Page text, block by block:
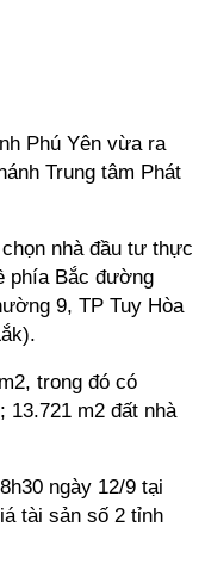
Phú Yên vừa ra
Trung tâm Phát
nhà đầu tư thực
phía Bắc đường
9, TP Tuy Hòa
trong đó có
13.721 m2 đất nhà
ngày 12/9 tại
tài sản số 2 tỉnh